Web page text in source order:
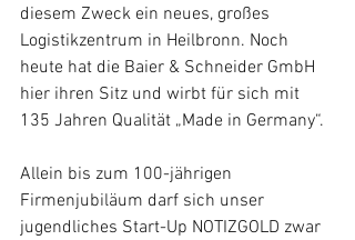
diesem Zweck ein neues, großes
Logistikzentrum in Heilbronn. Noch
heute hat die Baier & Schneider GmbH
hier ihren Sitz und wirbt für sich mit
135 Jahren Qualität „Made in Germany“.
Allein bis zum 100-jährigen
Firmenjubiläum darf sich unser
jugendliches Start-Up NOTIZGOLD zwar